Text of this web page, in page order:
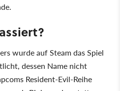
wurde auf Steam das Spiel
dessen Name nicht
Resident-Evil-Reihe